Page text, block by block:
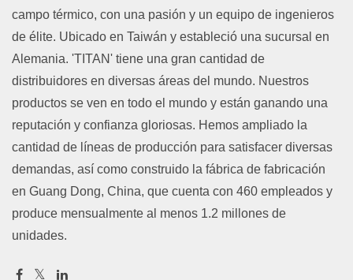
campo térmico, con una pasión y un equipo de ingenieros
de élite. Ubicado en Taiwán y estableció una sucursal en
Alemania. 'TITAN' tiene una gran cantidad de
distribuidores en diversas áreas del mundo. Nuestros
productos se ven en todo el mundo y están ganando una
reputación y confianza gloriosas. Hemos ampliado la
cantidad de líneas de producción para satisfacer diversas
demandas, así como construido la fábrica de fabricación
en Guang Dong, China, que cuenta con 460 empleados y
produce mensualmente al menos 1.2 millones de
unidades.